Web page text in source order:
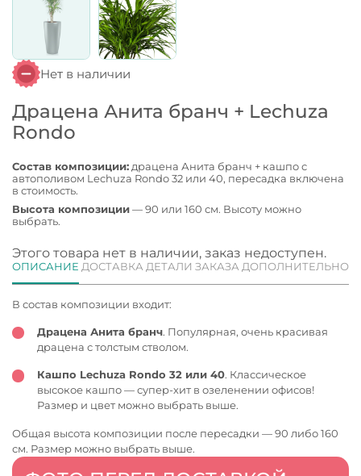
Нет в наличии
Драцена Анита бранч + Lechuza
Rondo
Состав композиции:драцена Анита бранч + кашпо с
автополивом Lechuza Rondo 32 или 40, пересадка включена
в стоимость.
Высота композиции— 90 или 160 см. Высоту можно
выбрать.
Этого товара нет в наличии, заказ недоступен.
ОПИСАНИЕ ДОСТАВКА ДЕТАЛИ ЗАКАЗА ДОПОЛНИТЕЛЬНО
В состав композиции входит:
Драцена Анита бранч. Популярная, очень красивая
драцена с толстым стволом.
Кашпо Lechuza Rondo 32 или 40. Классическое
высокое кашпо — супер-хит в озеленении офисов!
Размер и цвет можно выбрать выше.
Общая высота композиции после пересадки — 90 либо 160
см. Размер можно выбрать выше.